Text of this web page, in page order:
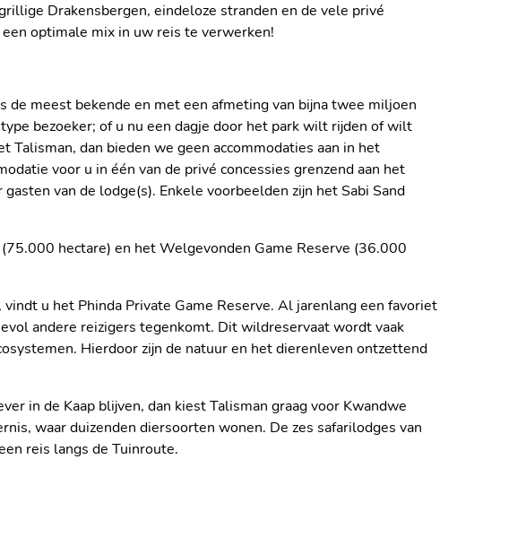
Drakensbergen, eindeloze stranden en de vele privé
optimale mix in uw reis te verwerken!
meest bekende en met een afmeting van bijna twee miljoen
bezoeker; of u nu een dagje door het park wilt rijden of wilt
dan bieden we geen accommodaties aan in het
voor u in één van de privé concessies grenzend aan het
van de lodge(s). Enkele voorbeelden zijn het Sabi Sand
hectare) en het Welgevonden Game Reserve (36.000
u het Phinda Private Game Reserve. Al jarenlang een favoriet
andere reizigers tegenkomt. Dit wildreservaat wordt vaak
Hierdoor zijn de natuur en het dierenleven ontzettend
in de Kaap blijven, dan kiest Talisman graag voor Kwandwe
waar duizenden diersoorten wonen. De zes safarilodges van
reis langs de Tuinroute.